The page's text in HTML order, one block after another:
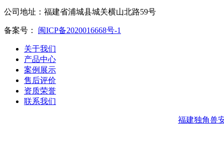
公司地址：福建省浦城县城关横山北路59号
备案号： 闽ICP备2020016668号-1
关于我们
产品中心
案例展示
售后评价
资质荣誉
联系我们
福建独角兽